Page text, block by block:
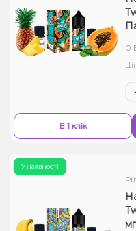
0
-
В 1 клік
У наявності